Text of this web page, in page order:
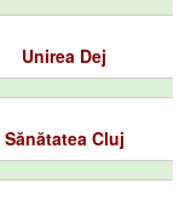
Unirea Dej
Sănătatea Cluj